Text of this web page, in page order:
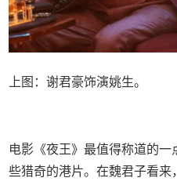
上图：谢君豪饰演姚生。
电影《夜王》最值得称道的
些猎奇的港片。在魏君子看来